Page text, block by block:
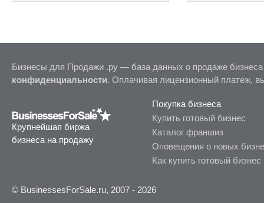
Бизнесы для Продажи .ру — база данных о продаже
конфиденциальности. Оплачивая лицензионный платеж,
Крупнейшая биржа
бизнеса на продажу
Покупка бизнеса
Купить готовый бизнес
Каталог франшиз
Оповещения о новых
Как купить готовый бизнес
© BusinessesForSale.ru, 2007 - 2026